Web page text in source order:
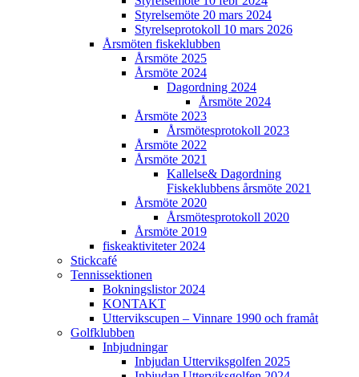
Styrelsemöte 20 mars 2024
Styrelseprotokoll 10 mars 2026
Årsmöten fiskeklubben
Årsmöte 2025
Årsmöte 2024
Dagordning 2024
Årsmöte 2024
Årsmöte 2023
Årsmötesprotokoll 2023
Årsmöte 2022
Årsmöte 2021
Kallelse& Dagordning
Fiskeklubbens årsmöte 2021
Årsmöte 2020
Årsmötesprotokoll 2020
Årsmöte 2019
fiskeaktiviteter 2024
Stickcafé
Tennissektionen
Bokningslistor 2024
KONTAKT
Uttervikscupen – Vinnare 1990 och framåt
Golfklubben
Inbjudningar
Inbjudan Utterviksgolfen 2025